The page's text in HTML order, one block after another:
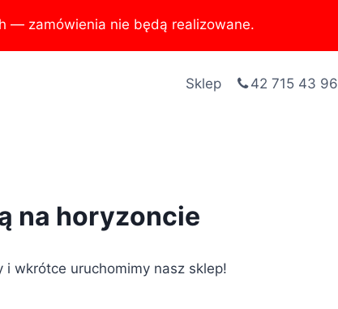
— zamówienia nie będą realizowane.
Sklep 42 715 43 96
na horyzoncie
i wkrótce uruchomimy nasz sklep!